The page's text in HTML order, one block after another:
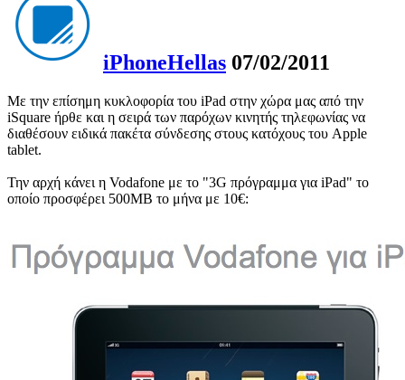
iPhoneHellas 07/02/2011
Με την επίσημη κυκλοφορία του iPad στην χώρα μας από την
iSquare ήρθε και η σειρά των παρόχων κινητής τηλεφωνίας να
διαθέσουν ειδικά πακέτα σύνδεσης στους κατόχους του Apple
tablet.
Την αρχή κάνει η Vodafone με το "3G πρόγραμμα για iPad" το
οποίο προσφέρει 500MB το μήνα με 10€: